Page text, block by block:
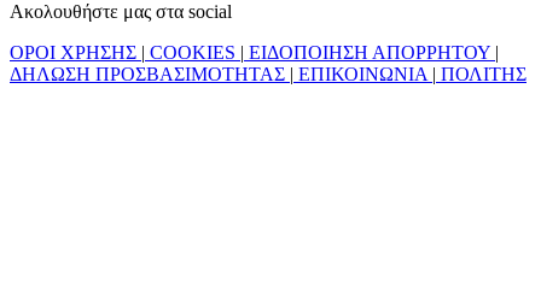
Ακολουθήστε μας στα social
ΟΡΟΙ ΧΡΗΣΗΣ | COOKIES | ΕΙΔΟΠΟΙΗΣΗ ΑΠΟΡΡΗΤΟΥ |
ΔΗΛΩΣΗ ΠΡΟΣΒΑΣΙΜΟΤΗΤΑΣ | ΕΠΙΚΟΙΝΩΝΙΑ | ΠΟΛΙΤΗΣ